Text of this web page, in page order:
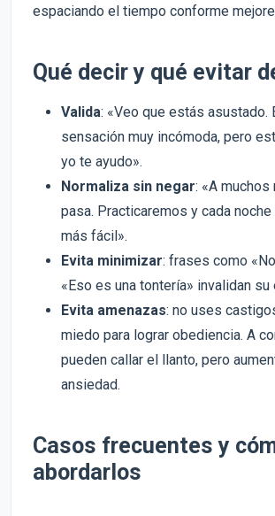
espaciando el tiempo conforme
Qué decir y qué evitar
Valida: «Veo que estás asustado.
sensación muy incómoda, pero
yo te ayudo».
Normaliza sin negar: «A
pasa. Practicaremos y cada
más fácil».
Evita minimizar: frases como
«Eso es una tontería» invalidan su
Evita amenazas: no uses
miedo para lograr obediencia. A
pueden callar el llanto, pero
ansiedad.
Casos frecuentes y
abordarlos